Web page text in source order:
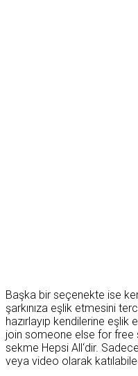
Başka bir seçenekte ise
şarkınıza eşlik etmesini
hazırlayıp kendilerine
join someone else for free
sekme Hepsi All‘dir.
veya video olarak